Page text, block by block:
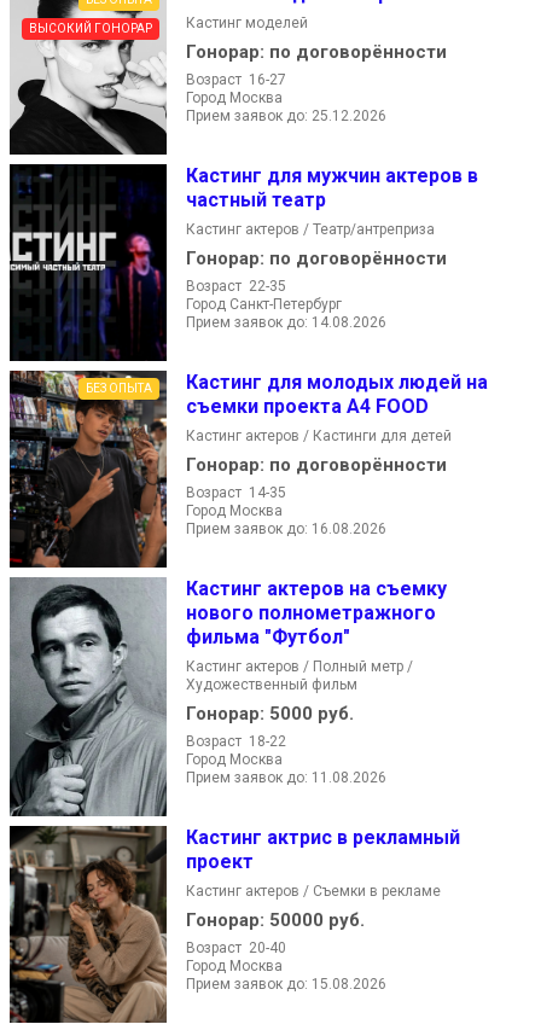
ВЫСОКИЙ ГОНОРАР Кастинг моделей
Гонорар: по договорённости
Возраст 16-27
Город Москва
Прием заявок до: 25.12.2026
Кастинг для мужчин актеров в
частный театр
Кастинг актеров / Театр/антреприза
Гонорар: по договорённости
Возраст 22-35
Город Санкт-Петербург
Прием заявок до: 14.08.2026
БЕЗ ОПЫТА
Кастинг для молодых людей на
съемки проекта A4 FOOD
Кастинг актеров / Кастинги для детей
Гонорар: по договорённости
Возраст 14-35
Город Москва
Прием заявок до: 16.08.2026
Кастинг актеров на съемку
нового полнометражного
фильма "Футбол"
Кастинг актеров / Полный метр /
Художественный фильм
Гонорар: 5000 руб.
Возраст 18-22
Город Москва
Прием заявок до: 11.08.2026
Кастинг актрис в рекламный
проект
Кастинг актеров / Съемки в рекламе
Гонорар: 50000 руб.
Возраст 20-40
Город Москва
Прием заявок до: 15.08.2026